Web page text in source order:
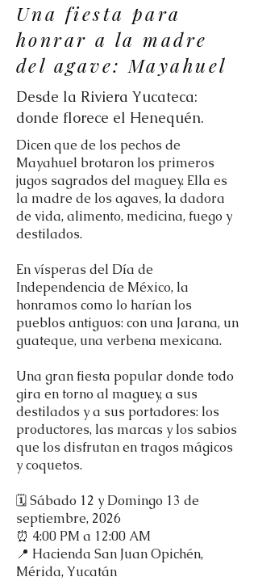
Una fiesta para
honrar a la madre
del agave: Mayahuel
Desde la Riviera Yucateca:
donde florece el Henequén.
Dicen que de los pechos de
Mayahuel brotaron los primeros
jugos sagrados del maguey. Ella es
la madre de los agaves, la dadora
de vida, alimento, medicina, fuego y
destilados.
En vísperas del Día de
Independencia de México, la
honramos como lo harían los
pueblos antiguos: con una Jarana, un
guateque, una verbena mexicana.
Una gran fiesta popular donde todo
gira en torno al maguey, a sus
destilados y a sus portadores: los
productores, las marcas y los sabios
que los disfrutan en tragos mágicos
y coquetos.
🗓️ Sábado 12 y Domingo 13 de
septiembre, 2026
⏰ 4:00 PM a 12:00 AM
📍 Hacienda San Juan Opichén,
Mérida, Yucatán